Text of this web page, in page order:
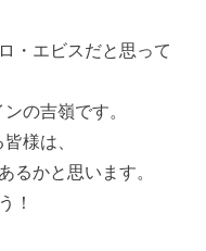
・エビスだと思って
の吉嶺です。
様は、
るかと思います。
！